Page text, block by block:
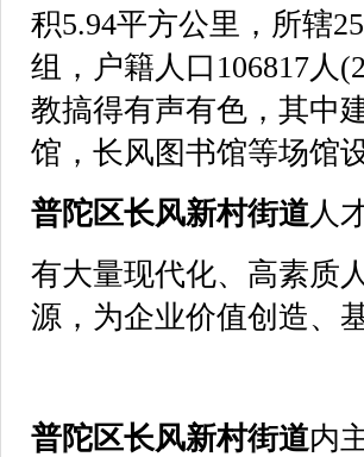
积5.94平方公里，所辖
组，户籍人口106817人
教搞得有声有色，其中
馆，长风图书馆等场馆
普陀区长风新村街道人
有大量现代化、高素质
源，为企业价值创造、
普陀区长风新村街道内